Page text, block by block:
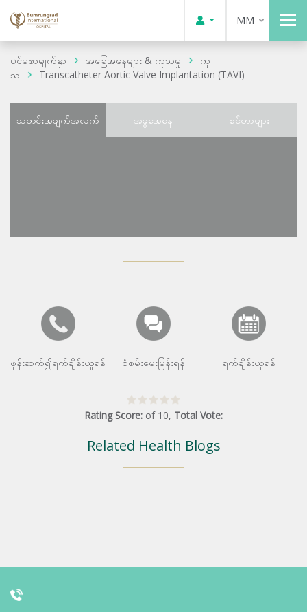
MM
ပင်မစာမျက်နှာ အခြေအနေများ & ကုသမှု
ကု
သ
Transcatheter Aortic Valve Implantation (TAVI)
သတင်းအချက်အလက် အခွအေနေ စင်တာများ
ဖုန်းဆက်၍ရက်ချိန်းယူရန် စုံစမ်းမေးမြန်းရန် ရက်ချိန်းယူရန်
Rating Score: of 10, Total Vote:
Related Health Blogs